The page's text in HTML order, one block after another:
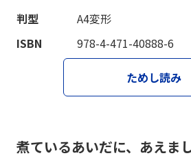
判型
A4変形
ISBN
978-4-471-40888-6
ためし読み
煮ているあいだに、あえま